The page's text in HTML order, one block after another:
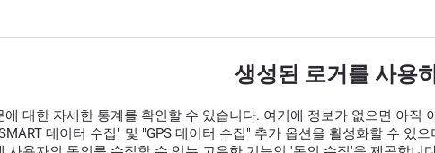
생성된 로거를 사용
대한 자세한 통계를 확인할 수 있습니다. 여기에 정보가 없으면 아직
데이터 수집" 및 "GPS 데이터 수집" 추가 옵션을 활성화할 수 있